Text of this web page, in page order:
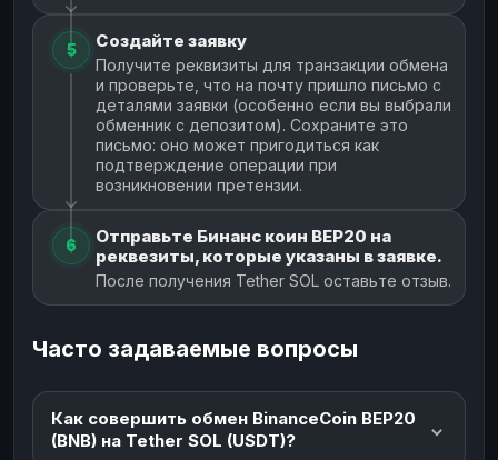
5 Создайте заявку
Получите реквизиты для транзакции обмена
и проверьте, что на почту пришло письмо с
деталями заявки (особенно если вы выбрали
обменник с депозитом). Сохраните это
письмо: оно может пригодиться как
подтверждение операции при
возникновении претензии.
6
Отправьте Бинанс коин BEP20 на
реквезиты, которые указаны в заявке.
После получения Tether SOL оставьте отзыв.
Часто задаваемые вопросы
Как совершить обмен BinanceCoin BEP20
(BNB) на Tether SOL (USDT)?